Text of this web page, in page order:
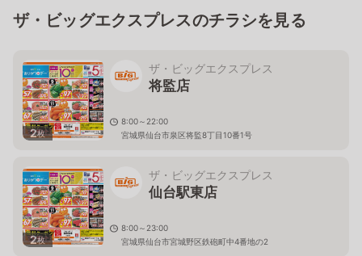
ザ・ビッグエクスプレスのチラシを見る
2枚
ザ・ビッグエクスプレス
将監店
8:00～22:00
宮城県仙台市泉区将監8丁目10番1号
2枚
ザ・ビッグエクスプレス
仙台駅東店
8:00～23:00
宮城県仙台市宮城野区鉄砲町中4番地の2